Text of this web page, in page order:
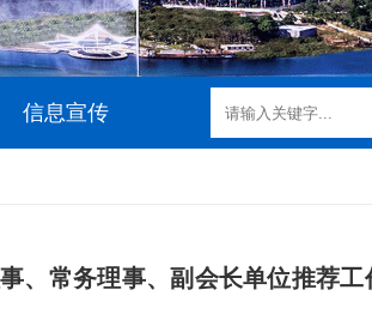
信息宣传
、常务理事、副会长单位推荐工